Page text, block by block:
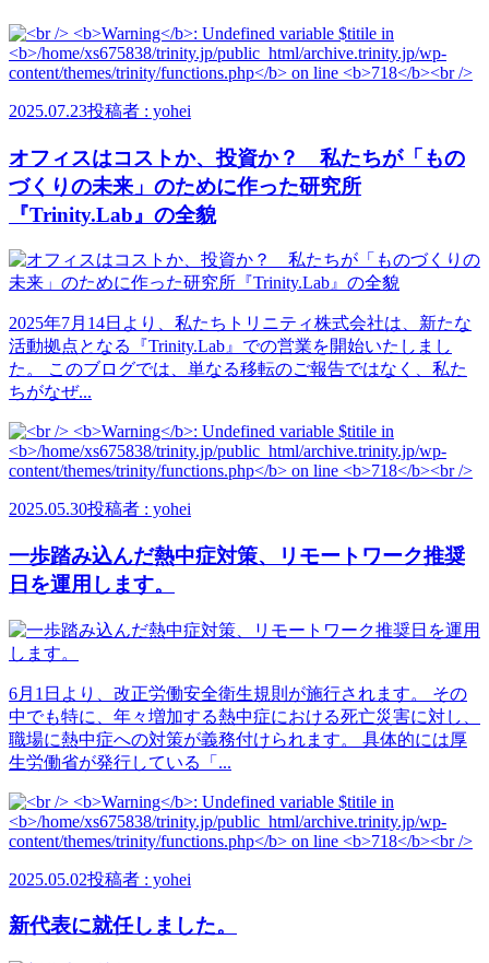
2025.07.23投稿者 : yohei
オフィスはコストか、投資か？ 私たちが「もの
づくりの未来」のために作った研究所
『Trinity.Lab』の全貌
2025年7月14日より、私たちトリニティ株式会社は、新たな
活動拠点となる『Trinity.Lab』での営業を開始いたしまし
た。 このブログでは、単なる移転のご報告ではなく、私た
ちがなぜ...
2025.05.30投稿者 : yohei
一歩踏み込んだ熱中症対策、リモートワーク推奨
日を運用します。
6月1日より、改正労働安全衛生規則が施行されます。 その
中でも特に、年々増加する熱中症における死亡災害に対し、
職場に熱中症への対策が義務付けられます。 具体的には厚
生労働省が発行している「...
2025.05.02投稿者 : yohei
新代表に就任しました。